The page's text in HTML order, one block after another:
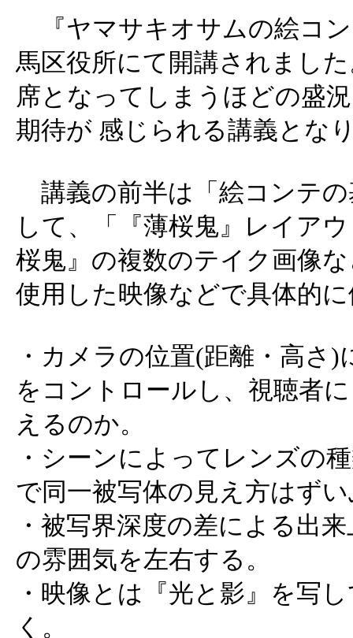
『ヤマサキオサムの絵コ
馬区役所にて開講されまし
席となってしまうほどの盛
期待が 感じられる講義とな
講義の前半は「絵コンテ
して、「『薄桜鬼』レイア
桜鬼』の複数のテイク画像
使用した映像などで具体的
・カメラの位置(距離・高さ
をコントロールし、視聴者
えるのか。
・シーンによってレンズの
で同一被写体の見え方はず
・被写界深度の差による出
の雰囲気を左右する。
・映像とは『光と影』を写
く。